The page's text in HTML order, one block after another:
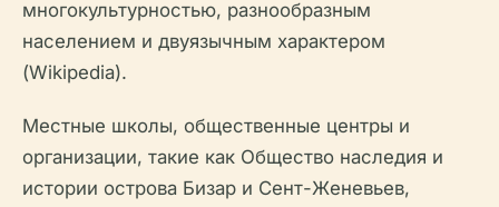
многокультурностью, разнообразным
населением и двуязычным характером
(Wikipedia).
Местные школы, общественные центры и
организации, такие как Общество наследия и
истории острова Бизар и Сент-Женевьев,